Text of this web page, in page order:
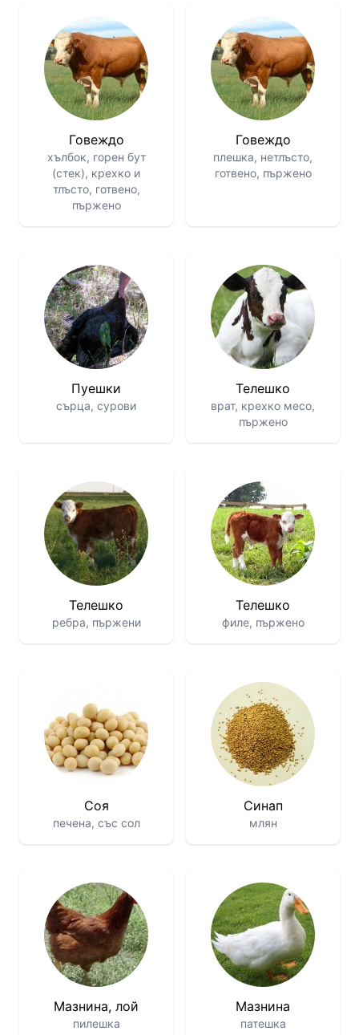
Говеждо
хълбок, горен бут
(стек), крехко и
тлъсто, готвено,
пържено
Говеждо
плешка, нетлъсто,
готвено, пържено
Пуешки
сърца, сурови
Телешко
врат, крехко месо,
пържено
Телешко
ребра, пържени
Телешко
филе, пържено
Соя
печена, със сол
Синап
млян
Мазнина, лой
пилешка
Мазнина
патешка